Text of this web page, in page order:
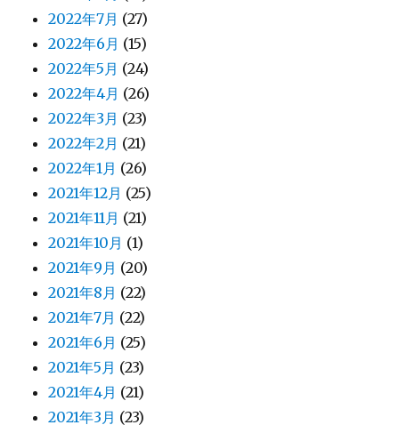
2022年7月 (27)
2022年6月 (15)
2022年5月 (24)
2022年4月 (26)
2022年3月 (23)
2022年2月 (21)
2022年1月 (26)
2021年12月 (25)
2021年11月 (21)
2021年10月 (1)
2021年9月 (20)
2021年8月 (22)
2021年7月 (22)
2021年6月 (25)
2021年5月 (23)
2021年4月 (21)
2021年3月 (23)